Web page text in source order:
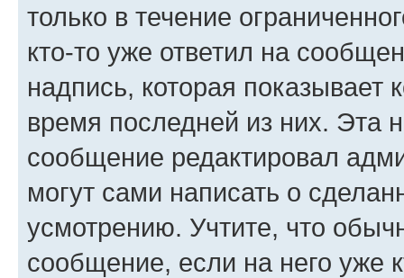
только в течение
кто-то уже ответил на
надпись, которая показывает
время последней из них. Эта
сообщение редактировал
могут сами написать о
усмотрению. Учтите, что
сообщение, если на него уже